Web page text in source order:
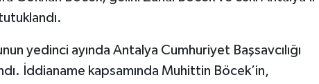
yedinci ayında Antalya Cumhuriyet Başsavcılığı
İddianame kapsamında Muhittin Böcek’in,